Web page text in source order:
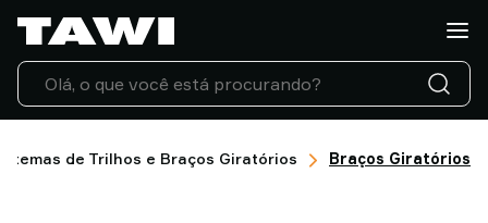
de Trilhos e Braços Giratórios Braços Giratórios
O
que
você
quer
manusear?
TAWI